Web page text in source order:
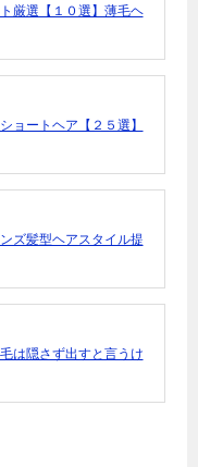
厳選【１０選】薄毛ヘ
ョートヘア【２５選】
ズ髪型ヘアスタイル提
は隠さず出すと言うけ